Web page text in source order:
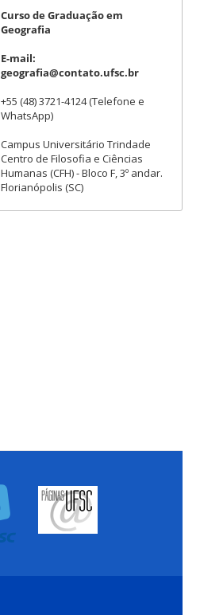
Curso de Graduação em
Geografia
E-mail:
geografia@contato.ufsc.br
+55 (48) 3721-4124 (Telefone e
WhatsApp)
Campus Universitário Trindade
Centro de Filosofia e Ciências
Humanas (CFH) - Bloco F, 3º andar.
Florianópolis (SC)